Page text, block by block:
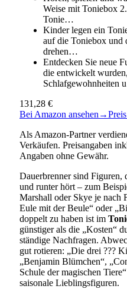
Weise mit Toniebox
Tonie…
Kinder legen ein
auf die Toniebox und
drehen…
Entdecken Sie neue
die entwickelt
Schlafgewohnheiten
131,28 €
Bei Amazon ansehen →
Als Amazon-Partner
Verkäufen. Preisangaben
Angaben ohne Gewähr.
Dauerbrenner sind
und runter hört – zum
Marshall oder Skye je nach
Eule mit der Beule“ oder
doppelt zu haben ist im
günstiger als die „Kosten“
ständige Nachfragen.
gut rotieren: „Die drei ???
„Benjamin Blümchen“,
Schule der magischen
saisonale Lieblingsfiguren.